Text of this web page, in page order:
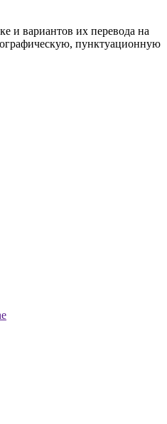
и вариантов их перевода на
пунктуационную